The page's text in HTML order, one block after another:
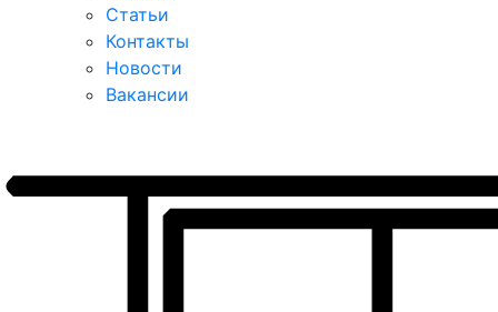
Статьи
Контакты
Новости
Вакансии